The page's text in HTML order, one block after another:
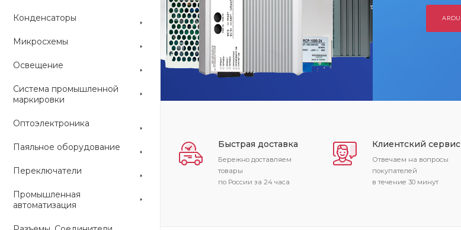
Конденсаторы
Микросхемы
Освещение
Система промышленной
маркировки
Оптоэлектроника
Паяльное оборудование
Переключатели
Промышленная
автоматизация
ARDUINO СОВМЕСТИМЫЕ ПЛАТЫ
Быстрая доставка
Бережно доставляем
товары
по России за 24 часа
Клиентский сервис
Отвечаем на вопросы
покупателей
в течение 30 минут